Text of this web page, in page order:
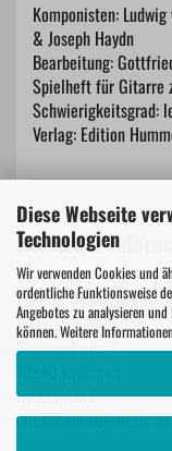
Diese Webseite
Technologien
Wir verwenden Cookies und
ordentliche Funktionsweise
Angebotes zu analysieren
können. Weitere
Komponisten:
& Joseph Haydn
Bearbeitung:
Spielheft für Gitarre
Schwierigkeitsgrad:
Verlag: Edition
Hersteller
Edition Hummel Ton
Edition Hummel Ton
Blumenstraße 7
Deutschland
info@hummel-music.de